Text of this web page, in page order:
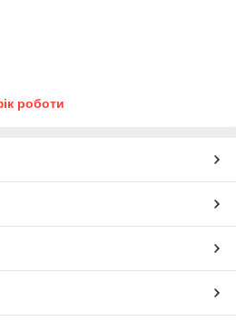
роботи